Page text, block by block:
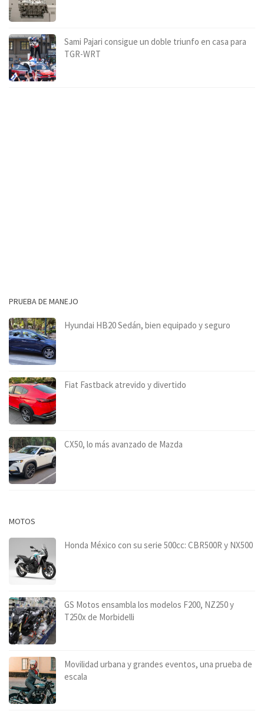
Sami Pajari consigue un doble triunfo en casa para
TGR-WRT
PRUEBA DE MANEJO
Hyundai HB20 Sedán, bien equipado y seguro
Fiat Fastback atrevido y divertido
CX50, lo más avanzado de Mazda
MOTOS
Honda México con su serie 500cc: CBR500R y NX500
GS Motos ensambla los modelos F200, NZ250 y
T250x de Morbidelli
Movilidad urbana y grandes eventos, una prueba de
escala